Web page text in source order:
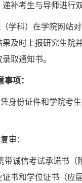
补考生与导师进行
学科）在学院网站
果及时上报研究生院
取通知书。
事项：
身份证件和学院考
审：
带诚信考试承诺书（
书和学位证书（应